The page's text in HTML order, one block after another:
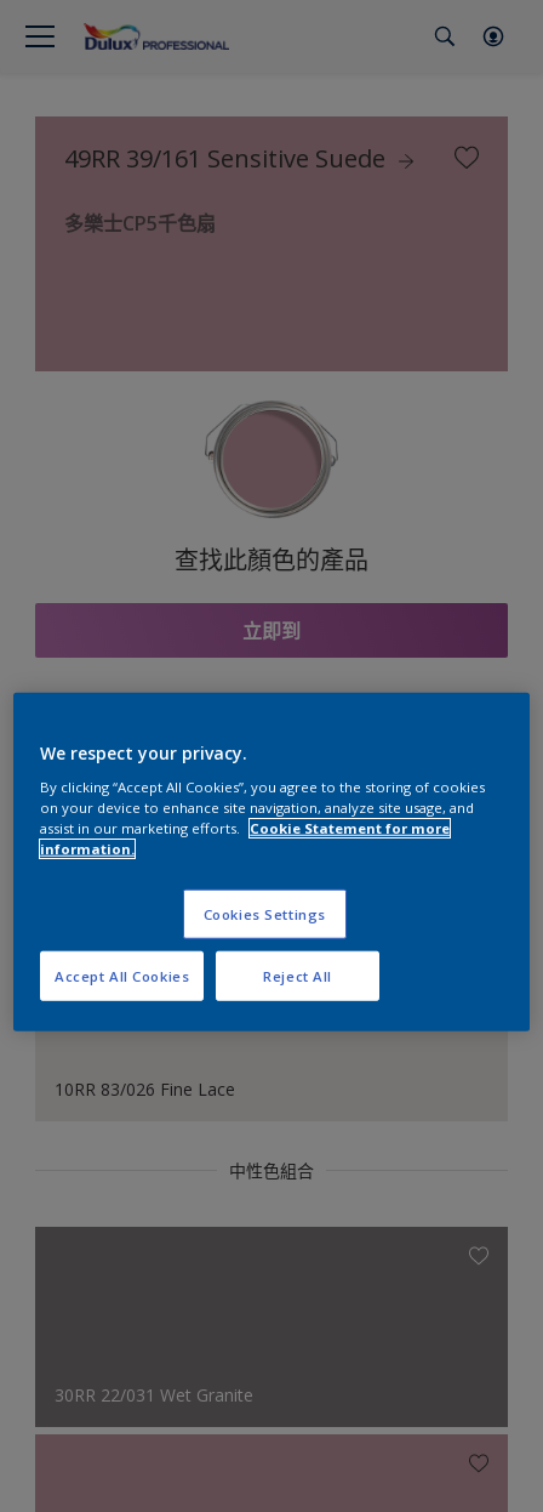
49RR 39/161 Sensitive Suede
多樂士CP5千色扇
查找此顏色的產品
立即到
與之協調的色彩組合
10RR 83/026 Fine Lace
中性色組合
30RR 22/031 Wet Granite
We respect your privacy.
By clicking “Accept All Cookies”, you agree to the storing of cookies
on your device to enhance site navigation, analyze site usage, and
assist in our marketing efforts.
Cookie Statement for more
information.
Cookies Settings
Reject All
Accept All Cookies